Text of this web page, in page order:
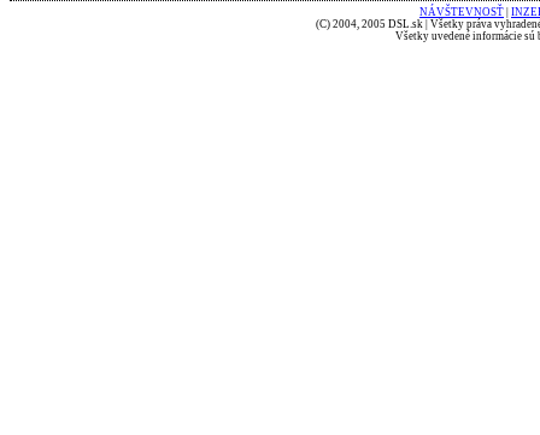
NÁVŠTEVNOSŤ
(C) 2004, 2005 DSL.sk | Všetky práva
Všetky uvedené informácie sú